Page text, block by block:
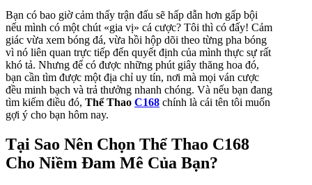
Bạn có bao giờ cảm thấy trận đấu sẽ hấp dẫn hơn gấp bội
nếu mình có một chút «gia vị» cá cược? Tôi thì có đấy! Cảm
giác vừa xem bóng đá, vừa hồi hộp dõi theo từng pha bóng
vì nó liên quan trực tiếp đến quyết định của mình thực sự rất
khó tả. Nhưng để có được những phút giây thăng hoa đó,
bạn cần tìm được một địa chỉ uy tín, nơi mà mọi ván cược
đều minh bạch và trả thưởng nhanh chóng. Và nếu bạn đang
tìm kiếm điều đó, Thể Thao C168 chính là cái tên tôi muốn
gợi ý cho bạn hôm nay.
Tại Sao Nên Chọn Thể Thao C168
Cho Niềm Đam Mê Của Bạn?